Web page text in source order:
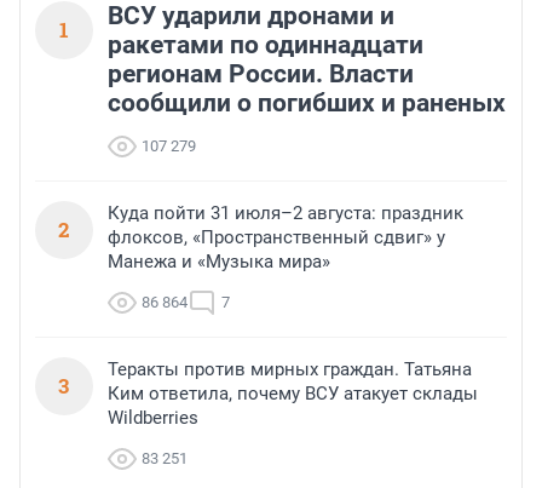
1
ВСУ ударили дронами и
ракетами по одиннадцати
регионам России. Власти
сообщили о погибших и раненых
107 279
2
Куда пойти 31 июля–2 августа: праздник
флоксов, «Пространственный сдвиг» у
Манежа и «Музыка мира»
86 864 7
3
Теракты против мирных граждан. Татьяна
Ким ответила, почему ВСУ атакует склады
Wildberries
83 251